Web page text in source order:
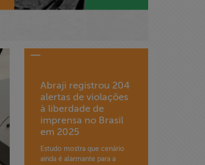
Abraji registrou 204
alertas de violações
à liberdade de
imprensa no Brasil
em 2025
Estudo mostra que cenário
ainda é alarmante para a